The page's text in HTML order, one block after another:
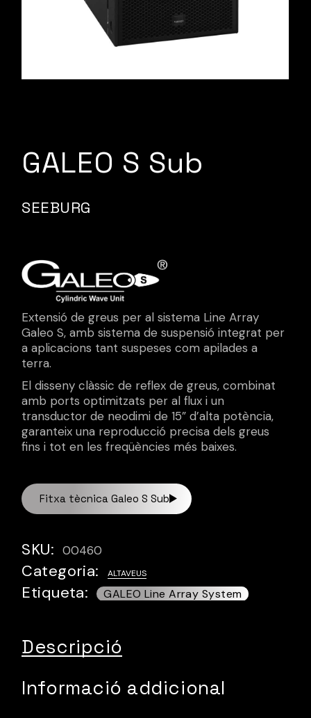
GALEO S Sub
SEEBURG
Extensió de greus per al sistema Line Array
Galeo S, amb sistema de suspensió integrat per
a aplicacions tant suspeses com apilades a
terra.
El disseny clàssic de reflex de greus, combinat
amb ports optimitzats per al flux i un
transductor de neodimi de 15” d’alta potència,
garanteix una reproducció precisa dels greus
fins i tot en les freqüències més baixes.
Fitxa tècnica Galeo S Sub
SKU: 00460
Categoria: ALTAVEUS
Etiqueta:
Descripció
Informació addicional